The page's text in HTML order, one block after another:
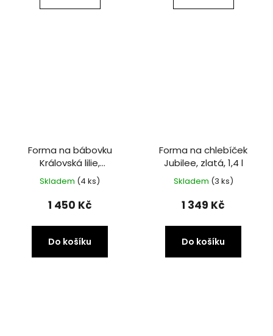
Forma na bábovku
Královská lilie,
bronzová, 2,4 l
Skladem (4 ks)
1 450 Kč
Do košíku
Forma na chlebíček
Jubilee, zlatá, 1,4 l
Skladem (3 ks)
1 349 Kč
Do košíku